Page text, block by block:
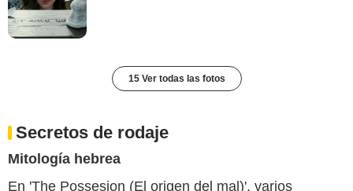
15 Ver todas las fotos
Secretos de rodaje
Mitología hebrea
En 'The Possesion (El origen del mal)', varios